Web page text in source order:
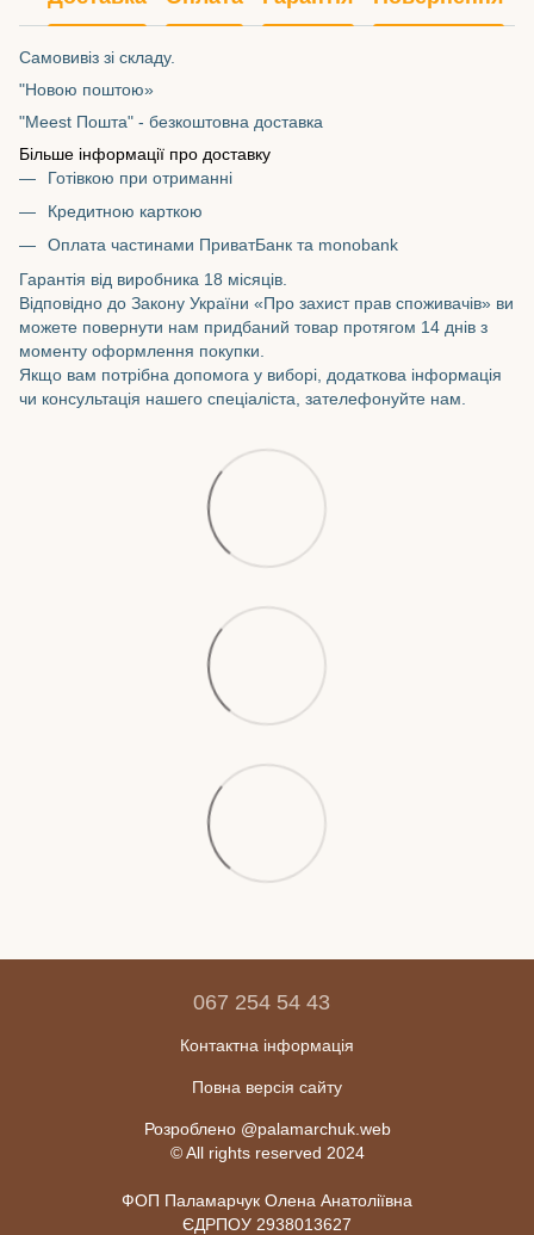
Самовивіз зі складу.
"Новою поштою»
"Meest Пошта" - безкоштовна доставка
Більше інформації про доставку
Готівкою при отриманні
Кредитною карткою
Оплата частинами ПриватБанк та monobank
Гарантія від виробника 18 місяців.
Відповідно до Закону України «Про захист прав споживачів» ви
можете повернути нам придбаний товар протягом 14 днів з
моменту оформлення покупки.
Якщо вам потрібна допомога у виборі, додаткова інформація
чи консультація нашего спеціаліста, зателефонуйте нам.
067 254 54 43
Контактна інформація
Повна версія сайту
Розроблено @palamarchuk.web
© All rights reserved 2024
ФОП Паламарчук Олена Анатоліївна
ЄДРПОУ 2938013627